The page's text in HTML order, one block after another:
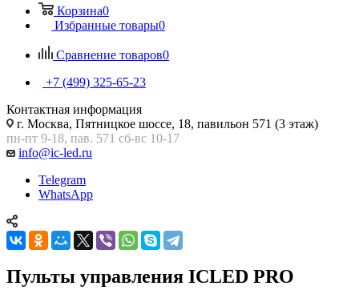
Корзина0
Избранные товары0
Сравнение товаров0
+7 (499) 325-65-23
Контактная информация
г. Москва, Пятницкое шоссе, 18, павильон 571 (3 этаж)
пн-пт 9-18, пав. 571 сб-вс 10-17
info@ic-led.ru
Telegram
WhatsApp
Пульты управления ICLED PRO